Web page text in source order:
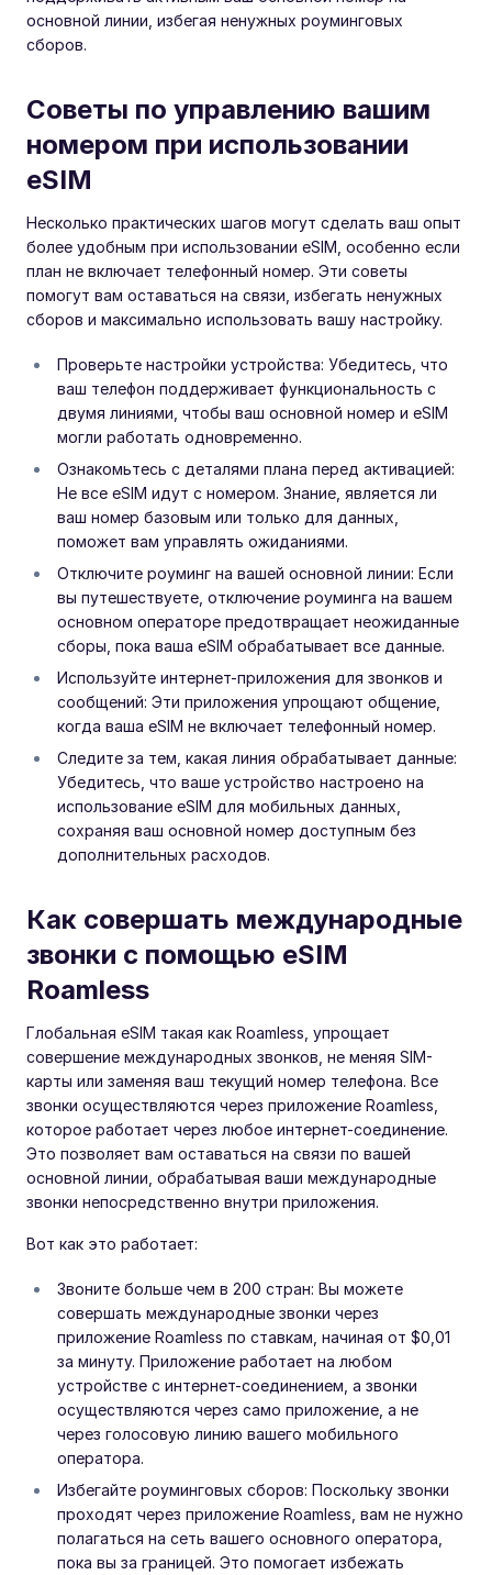
основной линии, избегая ненужных роуминговых
сборов.
Советы по управлению вашим
номером при использовании
eSIM
Несколько практических шагов могут сделать ваш опыт
более удобным при использовании eSIM, особенно если
план не включает телефонный номер. Эти советы
помогут вам оставаться на связи, избегать ненужных
сборов и максимально использовать вашу настройку.
Проверьте настройки устройства: Убедитесь, что
ваш телефон поддерживает функциональность с
двумя линиями, чтобы ваш основной номер и eSIM
могли работать одновременно.
Ознакомьтесь с деталями плана перед активацией:
Не все eSIM идут с номером. Знание, является ли
ваш номер базовым или только для данных,
поможет вам управлять ожиданиями.
Отключите роуминг на вашей основной линии: Если
вы путешествуете, отключение роуминга на вашем
основном операторе предотвращает неожиданные
сборы, пока ваша eSIM обрабатывает все данные.
Используйте интернет-приложения для звонков и
сообщений: Эти приложения упрощают общение,
когда ваша eSIM не включает телефонный номер.
Следите за тем, какая линия обрабатывает данные:
Убедитесь, что ваше устройство настроено на
использование eSIM для мобильных данных,
сохраняя ваш основной номер доступным без
дополнительных расходов.
Как совершать международные
звонки с помощью eSIM
Roamless
Глобальная eSIM такая как Roamless, упрощает
совершение международных звонков, не меняя SIM-
карты или заменяя ваш текущий номер телефона. Все
звонки осуществляются через приложение Roamless,
которое работает через любое интернет-соединение.
Это позволяет вам оставаться на связи по вашей
основной линии, обрабатывая ваши международные
звонки непосредственно внутри приложения.
Вот как это работает:
Звоните больше чем в 200 стран: Вы можете
совершать международные звонки через
приложение Roamless по ставкам, начиная от $0,01
за минуту. Приложение работает на любом
устройстве с интернет-соединением, а звонки
осуществляются через само приложение, а не
через голосовую линию вашего мобильного
оператора.
Избегайте роуминговых сборов: Поскольку звонки
проходят через приложение Roamless, вам не нужно
полагаться на сеть вашего основного оператора,
пока вы за границей. Это помогает избежать